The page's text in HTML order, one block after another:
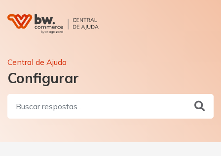
Central de Ajuda
Configurar